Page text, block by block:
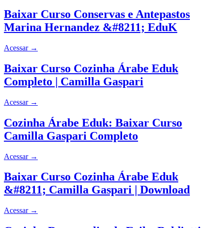
Baixar Curso Conservas e Antepastos
Marina Hernandez &#8211; EduK
Acessar →
Baixar Curso Cozinha Árabe Eduk
Completo | Camilla Gaspari
Acessar →
Cozinha Árabe Eduk: Baixar Curso
Camilla Gaspari Completo
Acessar →
Baixar Curso Cozinha Árabe Eduk
&#8211; Camilla Gaspari | Download
Acessar →